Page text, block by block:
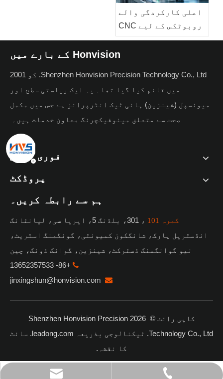
اعلی کارکردگی والے
روبوٹکس کے لیے CNC
پریسجن مشینی حل:
بنیادی اجزاء، موادHonvision کے بارے میں
Shenzhen Honvision Precision Technology Co., Ltd. کو 2001
میں قائم کیا گیا تھا۔ یہ ایک ریاستی سطح اور
میونسپل (شینزین) ہائی ٹیک انٹرپرائز ہے جس میں مکمل
صحت سے متعلق مینوفیکچرنگ معاون خدمات ہیں۔
فوری لنکس
پروڈکٹ
ہم سے رابطہ کریں۔
کمرہ 101
، 301، بلڈنگ 5، ایریا سی، لیانٹانگ
انڈسٹریل پارک، شانگکون کمیونٹی، گونگمنگ اسٹریٹ،
نیو گوانگمنگ ڈسٹرکٹ، شینزین، گوانگ ڈونگ، چین

+86- 13652357533

jinxingshun@honvision.com
کاپی رائٹ ©2026
Shenzhen Honvision Precision
Technology Co., Ltd. ٹیکنالوجی بذریعہ
leadong.com
. سائٹ
کا نقشہ .